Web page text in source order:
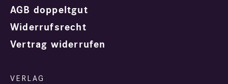
AGB doppeltgut
Widerrufsrecht
Vertrag widerrufen